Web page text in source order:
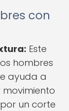
con
Este
hombres
ayuda a
un corte